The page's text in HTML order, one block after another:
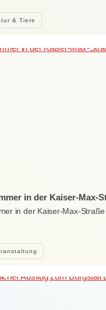
& Tiere
in der Kaiser-Max-
in der Kaiser-Max-